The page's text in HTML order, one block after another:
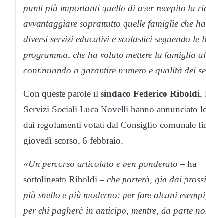
punti più importanti quello di aver recepito la
avvantaggiare soprattutto quelle famiglie che
diversi servizi educativi e scolastici seguendo le
programma, che ha voluto mettere la famiglia
continuando a garantire numero e qualità dei
Con queste parole il sindaco Federico Riboldi,
Servizi Sociali Luca Novelli hanno annunciato
dai regolamenti votati dal Consiglio comunale
giovedì scorso, 6 febbraio.
«Un percorso articolato e ben ponderato – ha
sottolineato Riboldi – che porterà, già dai
più snello e più moderno: per fare alcuni
per chi pagherà in anticipo, mentre, da parte